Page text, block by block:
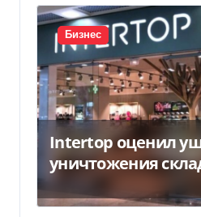
Бизнес
Intertop оценил
уничтожения